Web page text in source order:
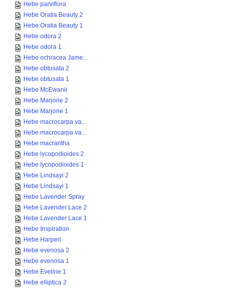
Hebe parviflora
Hebe Oratia Beauty 2
Hebe Oratia Beauty 1
Hebe odora 2
Hebe odora 1
Hebe ochracea Jame...
Hebe obtusata 2
Hebe obtusata 1
Hebe McEwanii
Hebe Marjorie 2
Hebe Marjorie 1
Hebe macrocarpa va...
Hebe macrocarpa va...
Hebe macrantha
Hebe lycopodioides 2
Hebe lycopodioides 1
Hebe Lindsayi 2
Hebe Lindsayi 1
Hebe Lavender Spray
Hebe Lavender Lace 2
Hebe Lavender Lace 1
Hebe Inspiration
Hebe Harperi
Hebe evenosa 2
Hebe evenosa 1
Hebe Eveline 1
Hebe elliptica 2